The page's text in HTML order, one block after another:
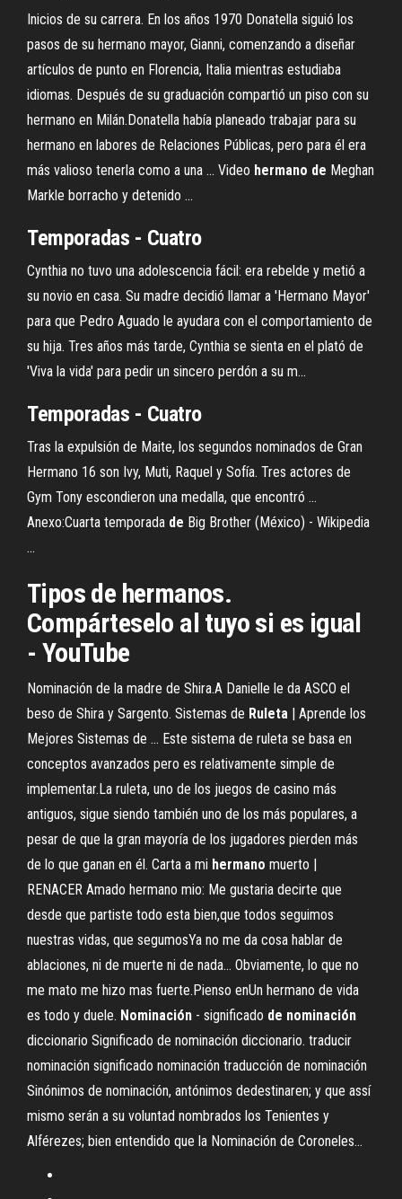
Inicios de su carrera. En los años 1970 Donatella siguió los
pasos de su hermano mayor, Gianni, comenzando a diseñar
artículos de punto en Florencia, Italia mientras estudiaba
idiomas. Después de su graduación compartió un piso con su
hermano en Milán.Donatella había planeado trabajar para su
hermano en labores de Relaciones Públicas, pero para él era
más valioso tenerla como a una ... Video hermano de Meghan
Markle borracho y detenido ...
Temporadas - Cuatro
Cynthia no tuvo una adolescencia fácil: era rebelde y metió a
su novio en casa. Su madre decidió llamar a 'Hermano Mayor'
para que Pedro Aguado le ayudara con el comportamiento de
su hija. Tres años más tarde, Cynthia se sienta en el plató de
'Viva la vida' para pedir un sincero perdón a su m...
Temporadas - Cuatro
Tras la expulsión de Maite, los segundos nominados de Gran
Hermano 16 son Ivy, Muti, Raquel y Sofía. Tres actores de
Gym Tony escondieron una medalla, que encontró ...
Anexo:Cuarta temporada de Big Brother (México) - Wikipedia
...
Tipos de hermanos.
Compárteselo al tuyo si es igual
- YouTube
Nominación de la madre de Shira.A Danielle le da ASCO el
beso de Shira y Sargento. Sistemas de Ruleta | Aprende los
Mejores Sistemas de … Este sistema de ruleta se basa en
conceptos avanzados pero es relativamente simple de
implementar.La ruleta, uno de los juegos de casino más
antiguos, sigue siendo también uno de los más populares, a
pesar de que la gran mayoría de los jugadores pierden más
de lo que ganan en él. Carta a mi hermano muerto |
RENACER Amado hermano mio: Me gustaria decirte que
desde que partiste todo esta bien,que todos seguimos
nuestras vidas, que segumosYa no me da cosa hablar de
ablaciones, ni de muerte ni de nada… Obviamente, lo que no
me mato me hizo mas fuerte.Pienso enUn hermano de vida
es todo y duele. Nominación - significado de nominación
diccionario Significado de nominación diccionario. traducir
nominación significado nominación traducción de nominación
Sinónimos de nominación, antónimos dedestinaren; y que assí
mismo serán a su voluntad nombrados los Tenientes y
Alférezes; bien entendido que la Nominación de Coroneles...